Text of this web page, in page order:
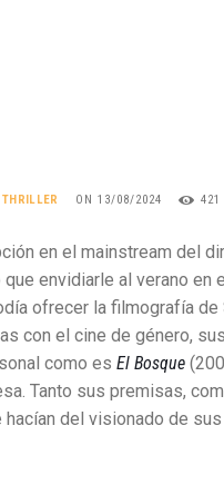
TÉRMINOS Y
THRILLER ON 13/08/2024 421
en el mainstream del
envidiarle al verano en
ofrecer la filmografía de
con el cine de género,
como es El Bosque
Tanto sus premisas,
del visionado de